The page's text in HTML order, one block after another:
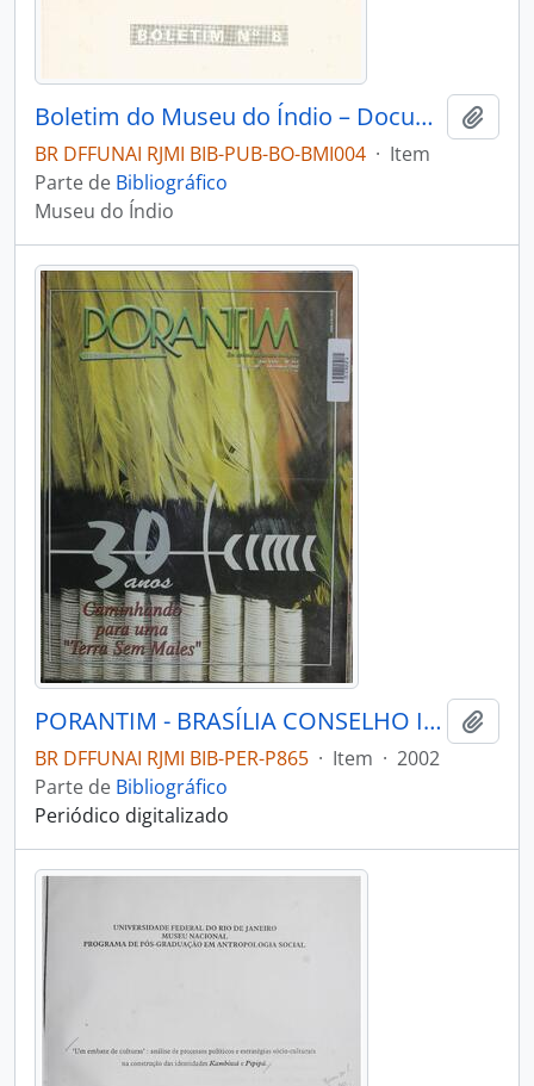
Boletim do Museu do Índio – Documentação – Nº 8
BR DFFUNAI RJMI BIB-PUB-BO-BMI004 · Item
Parte de Bibliográfico
Museu do Índio
PORANTIM - BRASÍLIA CONSELHO INDIGENISTA MISSIONÁRIO - 2002 - Nº251
BR DFFUNAI RJMI BIB-PER-P865 · Item · 2002
Parte de Bibliográfico
Periódico digitalizado